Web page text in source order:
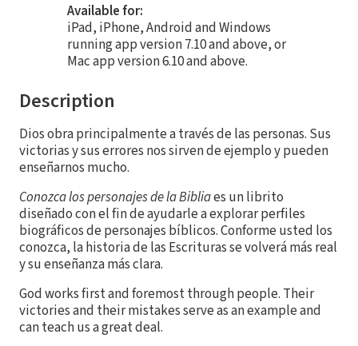
Available for:
iPad, iPhone, Android and Windows
running app version 7.10 and above, or
Mac app version 6.10 and above.
Description
Dios obra principalmente a través de las personas. Sus
victorias y sus errores nos sirven de ejemplo y pueden
enseñarnos mucho.
Conozca los personajes de la Bibliaes un librito
diseñado con el fin de ayudarle a explorar perfiles
biográficos de personajes bíblicos. Conforme usted los
conozca, la historia de las Escrituras se volverá más real
y su enseñanza más clara.
God works first and foremost through people. Their
victories and their mistakes serve as an example and
can teach us a great deal.